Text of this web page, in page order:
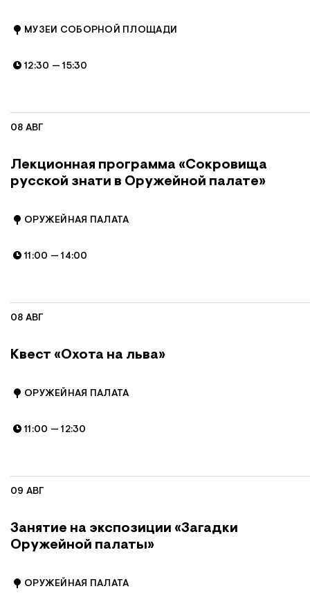
МУЗЕИ СОБОРНОЙ ПЛОЩАДИ
12:30 —15:30
08 АВГ
Лекционная программа «Сокровища
русской знати в Оружейной палате»
ОРУЖЕЙНАЯ ПАЛАТА
11:00 —14:00
08 АВГ
Квест «Охота на льва»
ОРУЖЕЙНАЯ ПАЛАТА
11:00 —12:30
09 АВГ
Занятие на экспозиции «Загадки
Оружейной палаты»
ОРУЖЕЙНАЯ ПАЛАТА